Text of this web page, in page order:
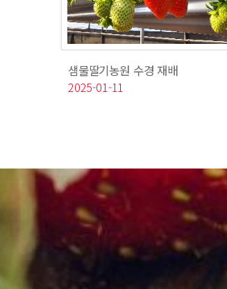
샘물딸기농원 수경 재배
2025-01-11